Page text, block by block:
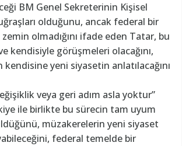
BM Genel Sekreterinin Kişisel
olduğunu, ancak federal bir
olmadığını ifade eden Tatar, bu
kendisiyle görüşmeleri olacağını,
yeni siyasetin anlatılacağını
veya geri adım asla yoktur”
ile birlikte bu sürecin tam uyum
müzakerelerin yeni siyaset
federal temelde bir